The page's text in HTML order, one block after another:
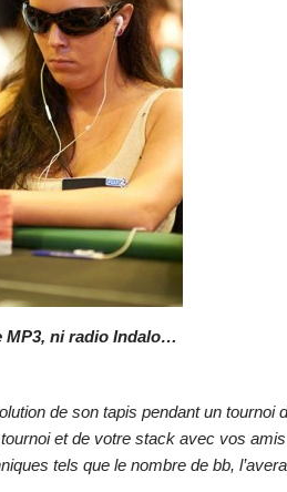
MP3, ni radio Indalo…
de son tapis pendant un tournoi
et de votre stack avec vos
tels que le nombre de bb,